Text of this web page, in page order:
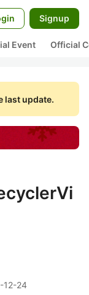
Signup
Event Official
last update.
12-24